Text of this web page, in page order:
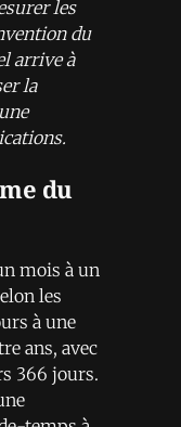
les
du
arrive à
la
du
mois à un
les
à une
ans, avec
366 jours.